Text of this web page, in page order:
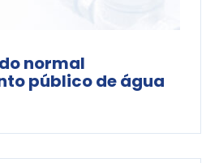
normal
público de água